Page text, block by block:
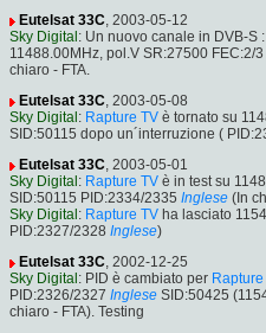
Eutelsat 33C, 2003-05-12
Sky Digital : Un nuovo canale in DVB-S :
11488.00MHz, pol.V SR:27500 FEC:2/
chiaro - FTA.
Eutelsat 33C, 2003-05-08
Sky Digital : Rapture TV è tornato su
SID:50115 dopo un´interruzione (
Eutelsat 33C, 2003-05-01
Sky Digital : Rapture TV è in test su
SID:50115 PID:2334/2335 Inglese (In
Sky Digital : Rapture TV ha lasciato
PID:2327/2328 Inglese)
Eutelsat 33C, 2002-12-25
Sky Digital : PID è cambiato per Rapture
PID:2326/2327 Inglese SID:50425
chiaro - FTA). Testing